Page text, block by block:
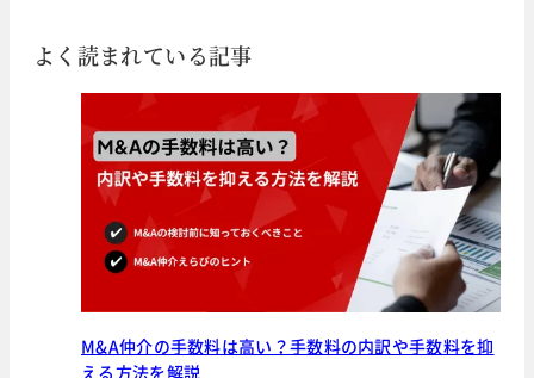
よく読まれている記事
M&A仲介の手数料は高い？手数料の内訳や手数料を抑
える方法を解説